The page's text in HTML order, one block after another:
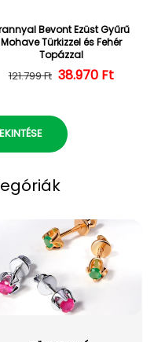
Bevont Ezüst Gyűrű
Mohave Türkizzel és Fehér
Topázzal
Normál ár
121.799 Ft 38.970 Ft